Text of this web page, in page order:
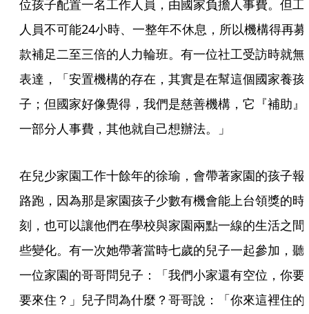
位孩子配置一名工作人員，由國家負擔人事費。但工
人員不可能24小時、一整年不休息，所以機構得再募
款補足二至三倍的人力輪班。有一位社工受訪時就無
表達，「安置機構的存在，其實是在幫這個國家養孩
子；但國家好像覺得，我們是慈善機構，它『補助』
一部分人事費，其他就自己想辦法。」
在兒少家園工作十餘年的徐瑜，會帶著家園的孩子報
路跑，因為那是家園孩子少數有機會能上台領獎的時
刻，也可以讓他們在學校與家園兩點一線的生活之間
些變化。有一次她帶著當時七歲的兒子一起參加，聽
一位家園的哥哥問兒子：「我們小家還有空位，你要
要來住？」兒子問為什麼？哥哥說：「你來這裡住的